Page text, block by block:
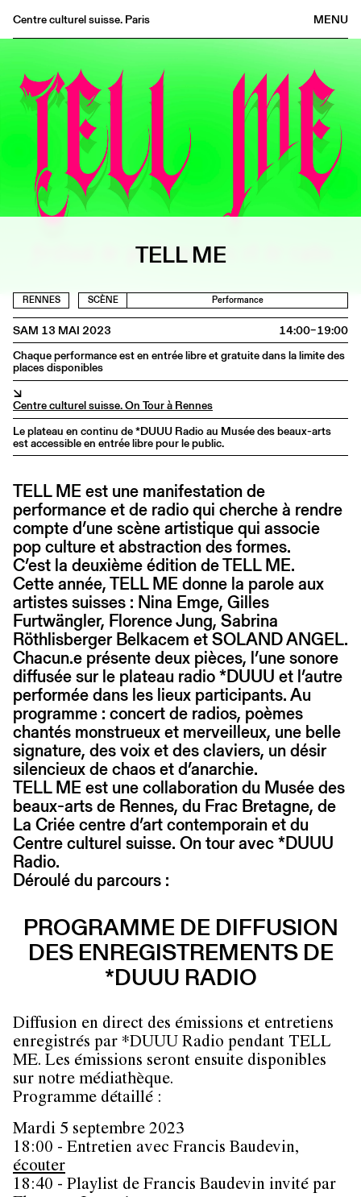
MENU
Centre culturel suisse. Paris
Librairie
Buvette
Éditions
Informations
TELL ME
RENNES SCÈNE Performance
SAM 13 MAI 2023
14:00–19:00
Chaque performance est en entrée libre et gratuite dans la limite des
places disponibles
↘
Centre culturel suisse. On Tour à Rennes
Le plateau en continu de *DUUU Radio au Musée des beaux-arts
est accessible en entrée libre pour le public.
TELL ME est une manifestation de
performance et de radio qui cherche à rendre
compte d’une scène artistique qui associe
pop culture et abstraction des formes.
C’est la deuxième édition de TELL ME.
Cette année, TELL ME donne la parole aux
artistes suisses : Nina Emge, Gilles
Furtwängler, Florence Jung, Sabrina
Röthlisberger Belkacem et SOLAND ANGEL.
Chacun.e présente deux pièces, l’une sonore
diffusée sur le plateau radio *DUUU et l’autre
performée dans les lieux participants. Au
programme : concert de radios, poèmes
chantés monstrueux et merveilleux, une belle
signature, des voix et des claviers, un désir
silencieux de chaos et d’anarchie.
TELL ME est une collaboration du Musée des
beaux-arts de Rennes, du Frac Bretagne, de
La Criée centre d’art contemporain et du
Centre culturel suisse. On tour avec *DUUU
Radio.
Déroulé du parcours :
PROGRAMME DE DIFFUSION
DES ENREGISTREMENTS DE
*DUUU RADIO
Diffusion en direct des émissions et entretiens
enregistrés par *DUUU Radio pendant TELL
ME. Les émissions seront ensuite disponibles
sur notre médiathèque.
Programme détaillé :
Mardi 5 septembre 2023
18:00 - Entretien avec Francis Baudevin,
écouter
18:40 - Playlist de Francis Baudevin invité par